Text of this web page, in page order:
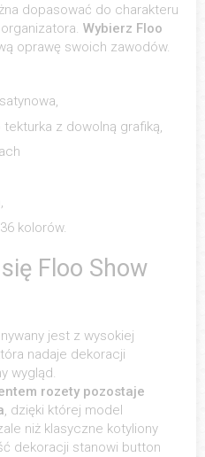
dopasować do charakteru
Wybierz Floo
oprawę swoich zawodów.
z dowolną grafiką,
kolorów.
Floo Show
jest z wysokiej
nadaje dekoracji
wygląd.
rozety pozostaje
, dzięki której model
niż klasyczne kotyliony
dekoracji stanowi button